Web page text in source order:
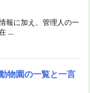
報に加え、管理人の一
...
物園の一覧と一言